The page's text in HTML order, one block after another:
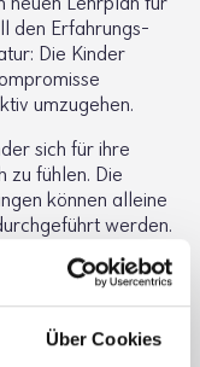
Über Cookies
den Erfahrungs-
Die Kinder
umzugehen.
sich für ihre
zu fühlen. Die
können alleine
werden.
zu allen Aktivitäten
Lehrer:innen